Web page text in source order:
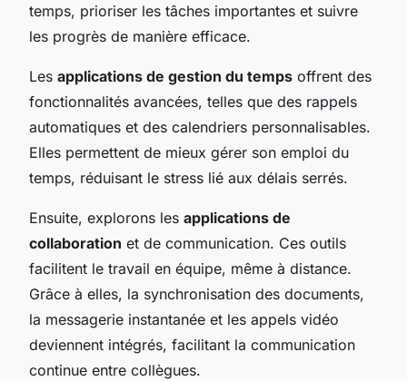
temps, prioriser les tâches importantes et suivre
les progrès de manière efficace.
Les applications de gestion du temps offrent des
fonctionnalités avancées, telles que des rappels
automatiques et des calendriers personnalisables.
Elles permettent de mieux gérer son emploi du
temps, réduisant le stress lié aux délais serrés.
Ensuite, explorons les applications de
collaboration et de communication. Ces outils
facilitent le travail en équipe, même à distance.
Grâce à elles, la synchronisation des documents,
la messagerie instantanée et les appels vidéo
deviennent intégrés, facilitant la communication
continue entre collègues.